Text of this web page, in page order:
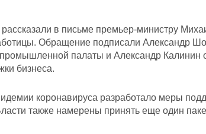
в письме премьер-министру
Обращение подписали Александр
палаты и Александр
бизнеса.
коронавируса разработало меры
также намерены принять еще один